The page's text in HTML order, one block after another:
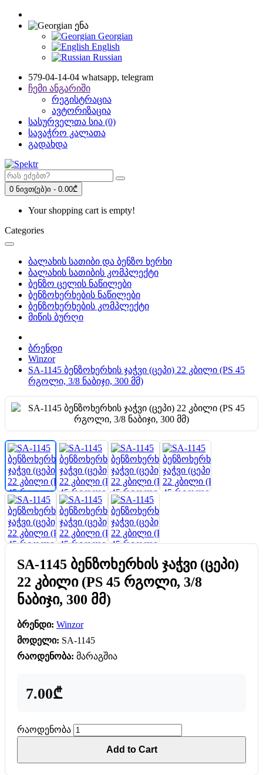
ენა
Georgian
English
Russian
579-04-14-04 whatsapp, telegram
ჩემი ანგარიში
რეგისტრაცია
ავტორიზაცია
სასურველთა სია (0)
სავაჭრო კალათა
გადახდა
0 ნივთ(ებ)ი - 0.00₾
Your shopping cart is empty!
Categories
ბალახის სათიბი და ბენზო ხერხი
ბალახის სათიბის კომპლექტი
ბენზო ცელის ნაწილები
ბენზოხერხების ნაწილები
ბენზოხერხების კომპლექტი
მიწის ბურღი
ბრენდი
Winzor
SA-1145 ბენზოხერხის ჯაჭვი (ცეპი) 22 კბილი (PS 45
რგოლი, 3/8 ნაბიჯი, 300 მმ)
SA-1145 ბენზოხერხის ჯაჭვი (ცეპი)
22 კბილი (PS 45 რგოლი, 3/8
ნაბიჯი, 300 მმ)
ბრენდი: Winzor
მოდელი: SA-1145
რაოდენობა: მარაგშია
7.00₾
რაოდენობა
Add to Cart